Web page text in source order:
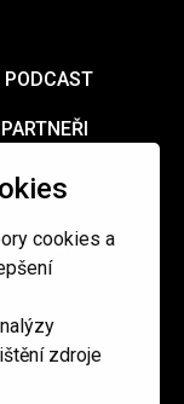
cookies a
zdroje
PODCAST
PARTNEŘI